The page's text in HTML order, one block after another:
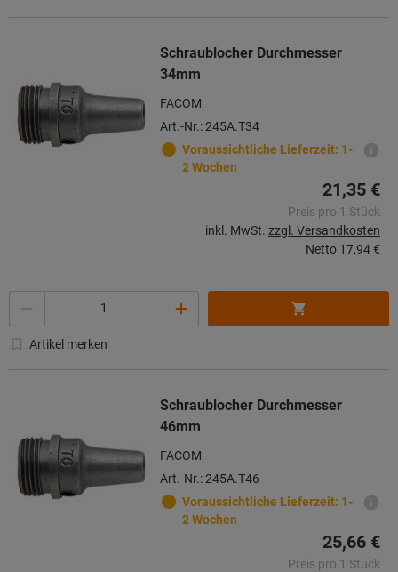
Schraublocher Durchmesser
34mm
FACOM
Art.-Nr.: 245A.T34
Voraussichtliche Lieferzeit: 1-
2 Wochen
21,35 €
Preis pro 1 Stück
inkl. MwSt. zzgl. Versandkosten
Netto 17,94 €
Artikel merken
Schraublocher Durchmesser
46mm
FACOM
Art.-Nr.: 245A.T46
Voraussichtliche Lieferzeit: 1-
2 Wochen
25,66 €
Preis pro 1 Stück